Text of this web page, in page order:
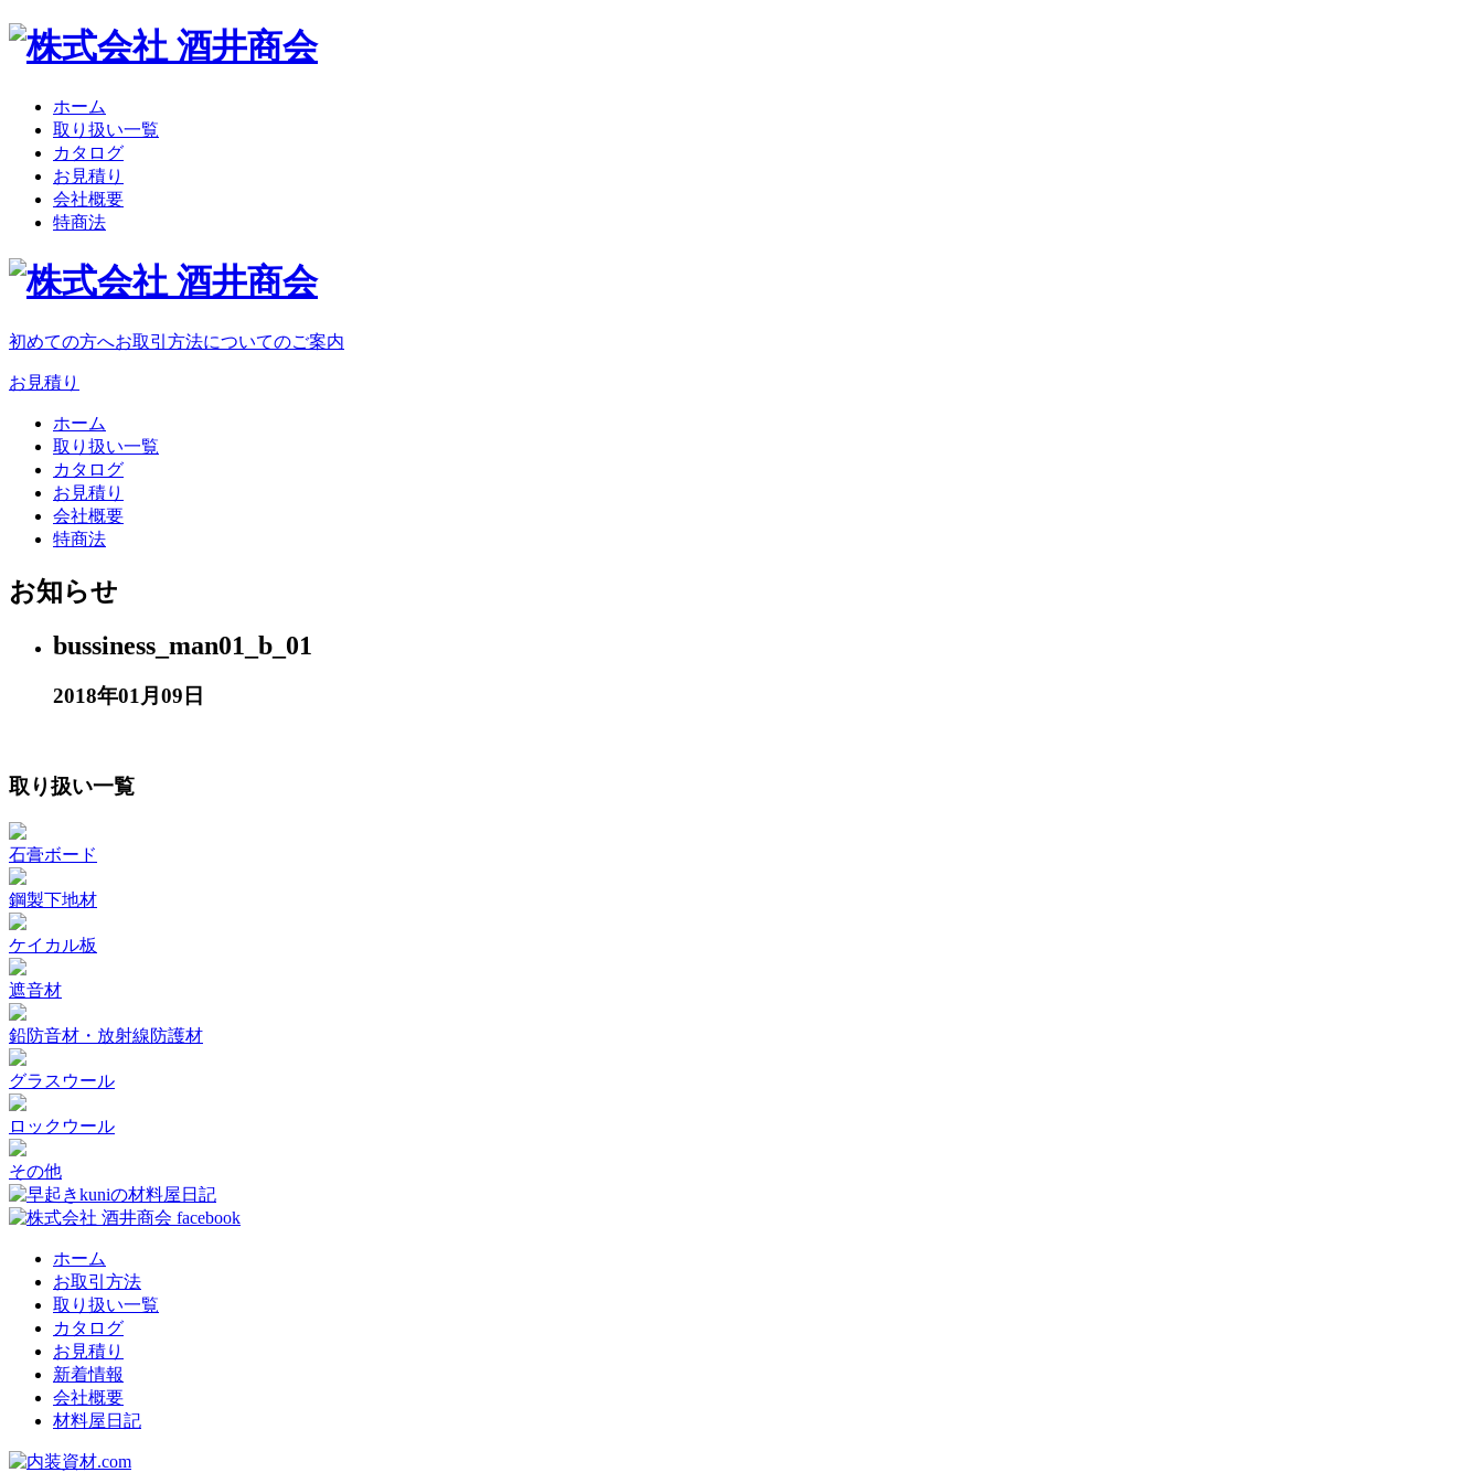
ホーム
取り扱い一覧
カタログ
お見積り
会社概要
特商法
初めての方へお取引方法についてのご案内
お見積り
ホーム
取り扱い一覧
カタログ
お見積り
会社概要
特商法
お知らせ
bussiness_man01_b_01
2018年01月09日
取り扱い一覧
石膏ボード
鋼製下地材
ケイカル板
遮音材
鉛防音材・放射線防護材
グラスウール
ロックウール
その他
ホーム
お取引方法
取り扱い一覧
カタログ
お見積り
新着情報
会社概要
材料屋日記